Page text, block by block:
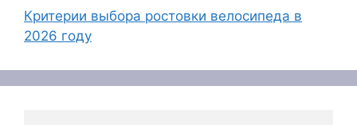
Критерии выбора ростовки велосипеда в
2026 году